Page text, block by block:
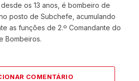
os 13 anos, é bombeiro de
posto de Subchefe, acumulando
as funções de 2.º Comandante do
Bombeiros.
COMENTÁRIO